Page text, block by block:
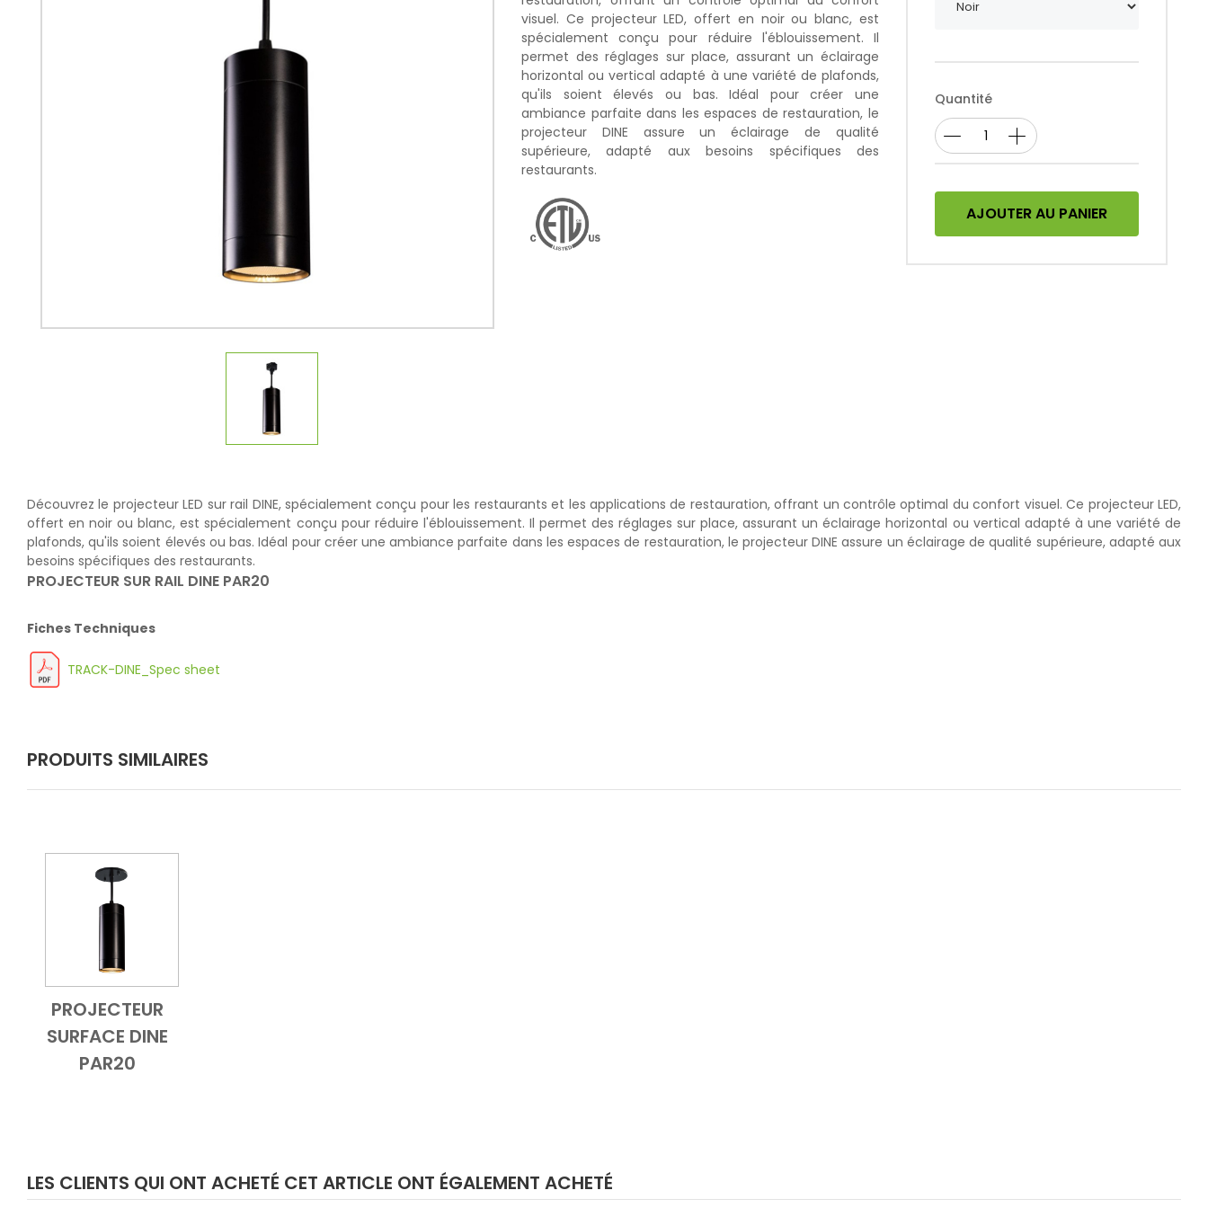
visuel. Ce projecteur LED, offert en noir ou blanc, est
spécialement conçu pour réduire l'éblouissement. Il
permet des réglages sur place, assurant un éclairage
horizontal ou vertical adapté à une variété de plafonds,
qu'ils soient élevés ou bas. Idéal pour créer une
ambiance parfaite dans les espaces de restauration, le
projecteur DINE assure un éclairage de qualité
supérieure, adapté aux besoins spécifiques des
restaurants.
Quantité
AJOUTER AU PANIER
Découvrez le projecteur LED sur rail DINE, spécialement conçu pour les restaurants et les applications de restauration, offrant un contrôle optimal du confort visuel. Ce projecteur LED,
offert en noir ou blanc, est spécialement conçu pour réduire l'éblouissement. Il permet des réglages sur place, assurant un éclairage horizontal ou vertical adapté à une variété de
plafonds, qu'ils soient élevés ou bas. Idéal pour créer une ambiance parfaite dans les espaces de restauration, le projecteur DINE assure un éclairage de qualité supérieure, adapté aux
besoins spécifiques des restaurants.
PROJECTEUR SUR RAIL DINE PAR20
Fiches Techniques
TRACK-DINE_Spec sheet
PRODUITS SIMILAIRES
Add to CartVue d'ensemble
PROJECTEUR
SURFACE DINE
PAR20
LES CLIENTS QUI ONT ACHETÉ CET ARTICLE ONT ÉGALEMENT ACHETÉ